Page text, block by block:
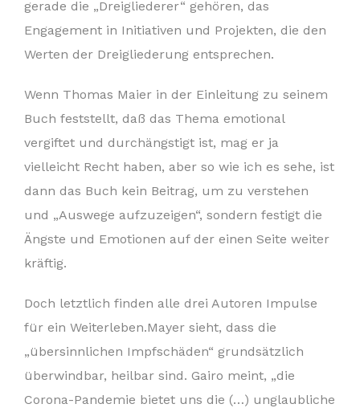
gerade die „Dreigliederer“ gehören, das
Engagement in Initiativen und Projekten, die den
Werten der Dreigliederung entsprechen.
Wenn Thomas Maier in der Einleitung zu seinem
Buch feststellt, daß das Thema emotional
vergiftet und durchängstigt ist, mag er ja
vielleicht Recht haben, aber so wie ich es sehe, ist
dann das Buch kein Beitrag, um zu verstehen
und „Auswege aufzuzeigen“, sondern festigt die
Ängste und Emotionen auf der einen Seite weiter
kräftig.
Doch letztlich finden alle drei Autoren Impulse
für ein Weiterleben.Mayer sieht, dass die
„übersinnlichen Impfschäden“ grundsätzlich
überwindbar, heilbar sind. Gairo meint, „die
Corona-Pandemie bietet uns die (…) unglaubliche